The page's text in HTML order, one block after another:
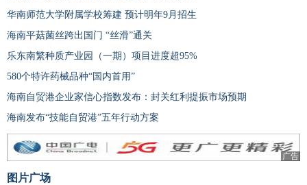
华南师范大学附属学校筹建 预计明年9月招生
海南平菇菌丝跨出国门 “丝滑”通关
乐东南繁种质产业园（一期）项目进度超95%
580个特许药械品种“国内首用”
海南自贸港企业家信心指数发布：封关红利提振市场预期
海南发布“技能自贸港”五年行动方案
广告
图片广场